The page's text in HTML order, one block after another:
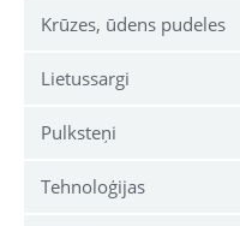
Krūzes, ūdens pudeles
Lietussargi
Pulksteņi
Tehnoloģijas